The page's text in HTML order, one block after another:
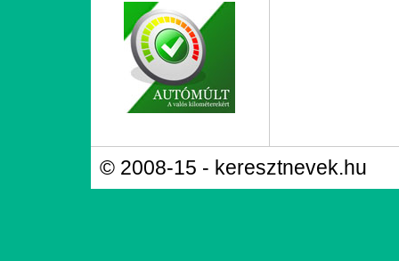
© 2008-15 - keresztnevek.hu